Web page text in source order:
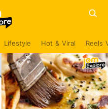
Lifestyle Hot & Viral Reels